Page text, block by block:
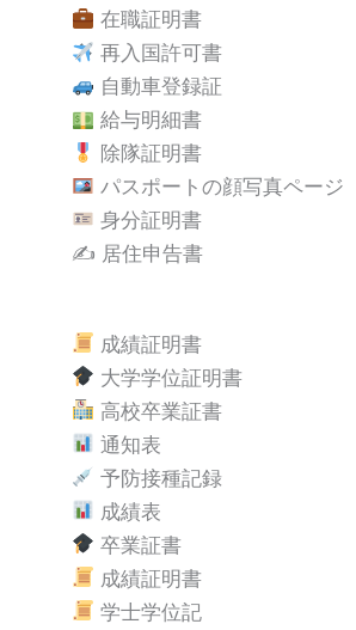
在職証明書
再入国許可書
自動車登録証
給与明細書
除隊証明書
パスポートの顔写真ページ
身分証明書
✍️ 居住申告書
成績証明書
大学学位証明書
高校卒業証書
通知表
予防接種記録
成績表
卒業証書
成績証明書
学士学位記